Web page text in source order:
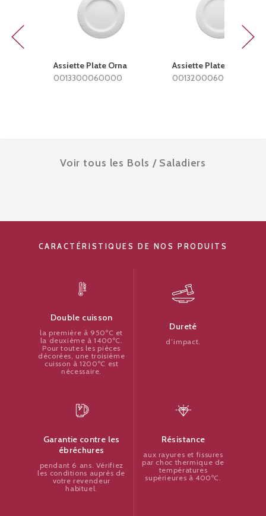
Assiette Plate Orna
0013300060000
Assiette Plate Elan
0013200060000
Voir tous les Bols / Saladiers
CARACTÉRISTIQUES DE NOS PRODUITS
Double cuisson
la première à 950ºC et
la deuxième à 1400ºC.
Pour toutes les pièces
décorées, une troisième
cuisson à 1200ºC est
nécessaire.
Dureté
d’impact.
Garantie contre les
ébréchures
pendant 6 ans. Vérifiez
les conditions auprès de
votre revendeur
habituel.
Résistance
aux rayures et fissures
par choc thermique de
températures
supérieures à 400ºC.